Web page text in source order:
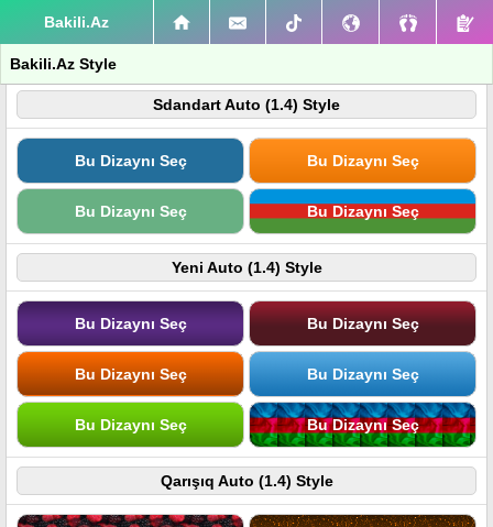
Bakili.Az
Bakili.Az Style
Sdandart Auto (1.4) Style
Bu Dizaynı Seç Bu Dizaynı Seç
Bu Dizaynı Seç Bu Dizaynı Seç
Yeni Auto (1.4) Style
Bu Dizaynı Seç Bu Dizaynı Seç
Bu Dizaynı Seç Bu Dizaynı Seç
Bu Dizaynı Seç Bu Dizaynı Seç
Qarışıq Auto (1.4) Style